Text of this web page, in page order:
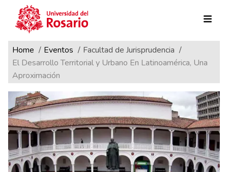
Pasar al contenido principal
Ruta de navegación
Home Eventos
Facultad de Jurisprudencia
El Desarrollo Territorial y Urbano En Latinoamérica, Una
Aproximación